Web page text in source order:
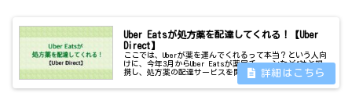
Uber Eatsが処方薬を配達してくれる！【Uber
Direct】
ここでは、Uberが薬を運んでくれるって本当？という人向
けに、今年3月からUber Eatsが薬局チェーンなど4社と提
携し、処方薬の配達サービスを開始したニュースをご紹介
いたします。もはや病院に足を運ぶことなくオンラインで
受診し、処方薬を配...